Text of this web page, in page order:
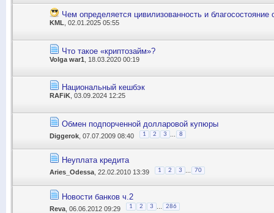
Чем определяется цивилизованность и благосостояние
KML , 02.01.2025 05:55
Что такое «криптозайм»?
Volga war1 , 18.03.2020 00:19
Национальный кешбэк
RAFiK , 03.09.2024 12:25
Обмен подпорченной долларовой купюры
Diggerok , 07.07.2009 08:40 1 2 3 8
Неуплата кредита
Aries_Odessa , 22.02.2010 13:39 1 2 3 70
Новости банков ч.2
Reva , 06.06.2012 09:29 1 2 3 ... 286